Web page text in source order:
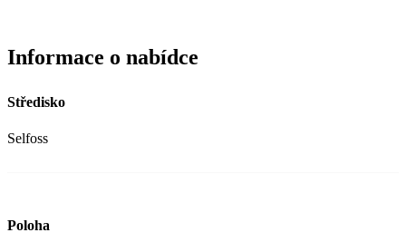
Informace o nabídce
Středisko
Selfoss
Poloha